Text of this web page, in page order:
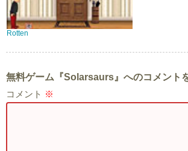
Rotten
無料ゲーム『Solarsaurs』へのコメント
コメント ※